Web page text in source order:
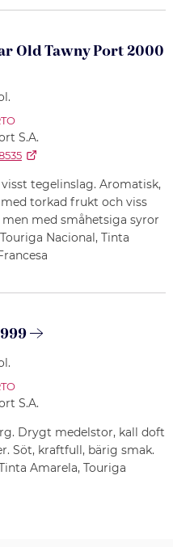
Old Tawny Port 2000
S.A.
tegelinslag. Aromatisk,
torkad frukt och viss
med småhetsiga syror
Nacional, Tinta
S.A.
Drygt medelstor, kall doft
Söt, kraftfull, bärig smak.
Amarela, Touriga